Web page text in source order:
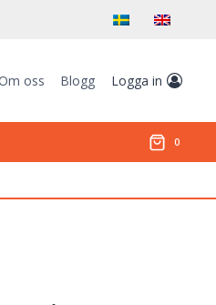
oss Blogg Logga in
0